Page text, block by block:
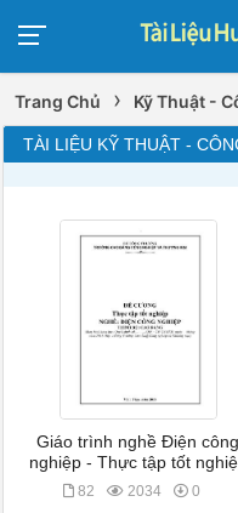
Trang Chủ › Kỹ Thuật -
TÀI LIỆU KỸ THUẬT -
Giáo trình nghề Điện công
nghiệp - Thực tập tốt
82 2034 0